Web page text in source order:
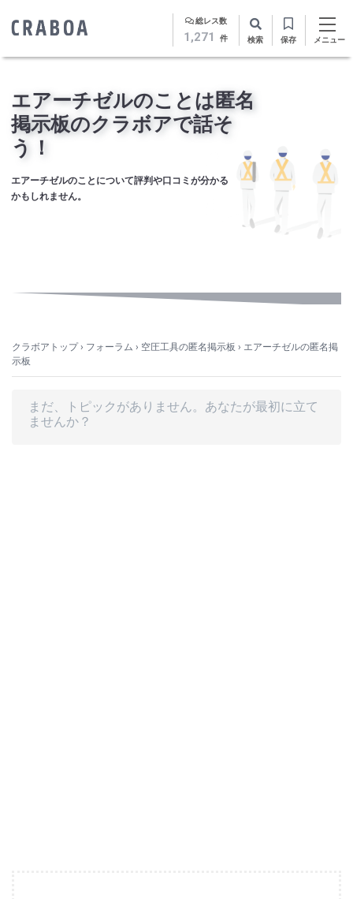
総レス数
1,271 件 検索 保存 メニュー
エアーチゼルのことは匿名
掲示板のクラボアで話そ
う！
エアーチゼルのことについて評判や口コミが分かる
かもしれません。
クラボアトップ › フォーラム › 空圧工具の匿名掲示板 › エアーチゼルの匿名掲
示板